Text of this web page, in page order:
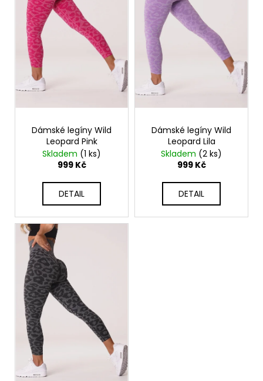
k
t
Dámské legíny Wild
Leopard Pink
Skladem (1 ks)
999 Kč
DETAIL
Dámské legíny Wild
Leopard Lila
Skladem (2 ks)
999 Kč
DETAIL